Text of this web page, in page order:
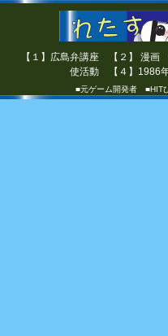
【１】広島弁講座 【２】 漫画
使活動 【４】1986
■元ゲーム開発者 ■HIT